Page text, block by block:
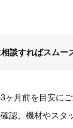
談すればスムー
ヶ月前を目安にご
認、機材やスタ